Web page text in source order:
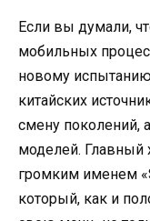
Если вы думали,
мобильных
новому
китайских
смену поколений,
моделей. Главный
громким именем
который, как и